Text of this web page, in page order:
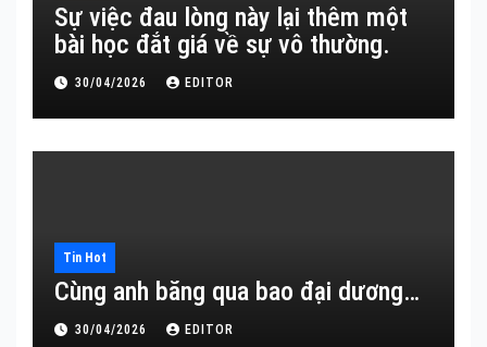
Sự việc đau lòng này lại thêm một
bài học đắt giá về sự vô thường.
30/04/2026 EDITOR
Tin Hot
Cùng anh băng qua bao đại dương…
30/04/2026 EDITOR